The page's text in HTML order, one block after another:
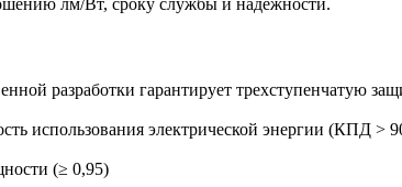
лм/Вт, сроку службы и надежности.
разработки гарантирует трехступенчатую
использования электрической энергии (КПД >
(≥ 0,95)